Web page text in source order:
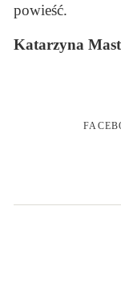
powieść.
Katarzyna